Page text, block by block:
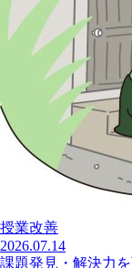
授業改善
2026.07.14
課題発見・解決力